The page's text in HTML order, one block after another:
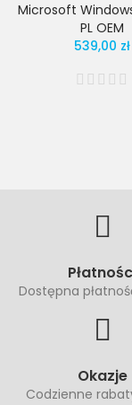
Microsoft
PL OEM
539,00 zł
Dostępna
Okazje
Codzienne